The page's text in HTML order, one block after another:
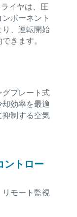
ライヤは、圧
ポーネント
り、運転開始
きます。
プレート式
効率を最適
制する空気
ントロー
モート監視